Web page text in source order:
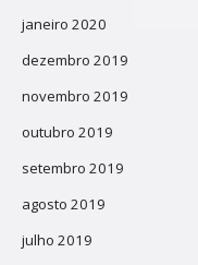
janeiro 2020
dezembro 2019
novembro 2019
outubro 2019
setembro 2019
agosto 2019
julho 2019